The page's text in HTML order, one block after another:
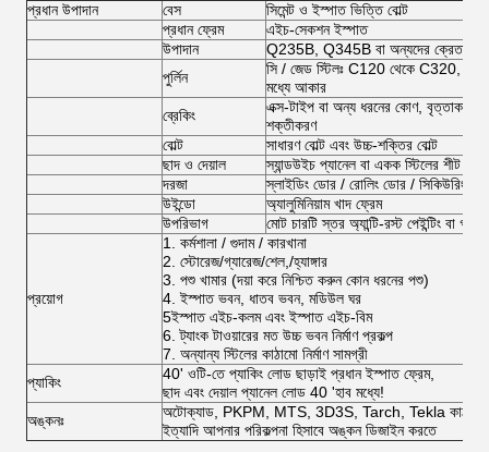
প্রধান উপাদান বেস
সিমেন্ট ও ইস্পাত ভিত্তি বোল্ট
প্রধান ফ্রেম
এইচ-সেকশন ইস্পাত
উপাদান
Q235B, Q345B বা অন্যদের ক্রেতাদের
পুর্লিন
সি / জেড স্টিলঃ C120 থেকে C320,
মধ্যে আকার
ব্রেকিং
এক্স-টাইপ বা অন্য ধরনের কোণ, বৃত্তাকার
শক্তীকরণ
বোল্ট
সাধারণ বোল্ট এবং উচ্চ-শক্তির বোল্ট
ছাদ ও দেয়াল
স্যান্ডউইচ প্যানেল বা একক স্টিলের শীট
দরজা
স্লাইডিং ডোর / রোলিং ডোর / সিকিউরিং
উইন্ডো
অ্যালুমিনিয়াম খাদ ফ্রেম
উপরিভাগ
মোট চারটি স্তর অ্যান্টি-রস্ট পেইন্টিং বা
প্রয়োগ
1. কর্মশালা / গুদাম / কারখানা
2. স্টোরেজ/গ্যারেজ/শেল,/হ্যাঙ্গার
3. পশু খামার (দয়া করে নিশ্চিত করুন কোন ধরনের পশু)
4. ইস্পাত ভবন, ধাতব ভবন, মডিউল ঘর
5ইস্পাত এইচ-কলম এবং ইস্পাত এইচ-বিম
6. ট্যাংক টাওয়ারের মত উচ্চ ভবন নির্মাণ প্রকল্প
7. অন্যান্য স্টিলের কাঠামো নির্মাণ সামগ্রী
প্যাকিং
40' ওটি-তে প্যাকিং লোড ছাড়াই প্রধান ইস্পাত ফ্রেম,
ছাদ এবং দেয়াল প্যানেল লোড 40 'হাব মধ্যে!
অঙ্কনঃ
অটোক্যাড, PKPM, MTS, 3D3S, Tarch, Tekla
ইত্যাদি আপনার পরিকল্পনা হিসাবে অঙ্কন ডিজাইন করতে